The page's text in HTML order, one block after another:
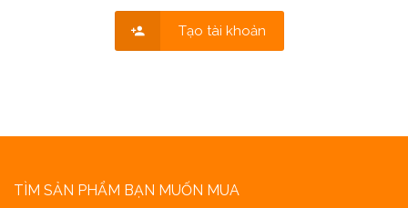
Tạo tài khoản
TÌM SẢN PHẨM BẠN MUỐN MUA